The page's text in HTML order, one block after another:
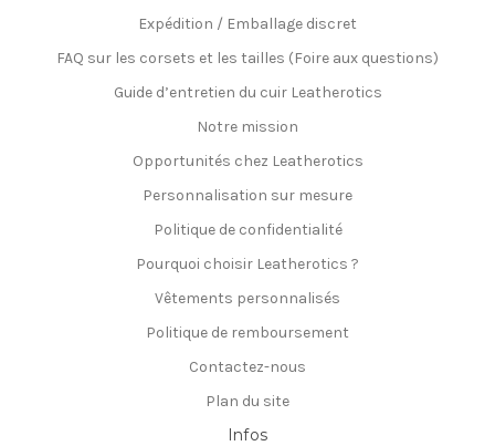
Expédition / Emballage discret
FAQ sur les corsets et les tailles (Foire aux questions)
Guide d’entretien du cuir Leatherotics
Notre mission
Opportunités chez Leatherotics
Personnalisation sur mesure
Politique de confidentialité
Pourquoi choisir Leatherotics ?
Vêtements personnalisés
Politique de remboursement
Contactez-nous
Plan du site
Infos